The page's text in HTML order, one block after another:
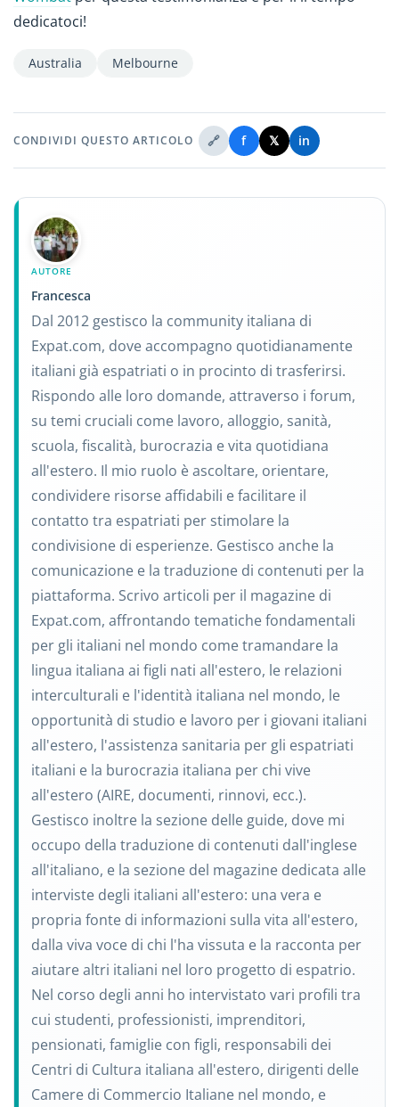
dedicatoci!
Australia Melbourne
CONDIVIDI QUESTO ARTICOLO 🔗 f 𝕏 in
AUTORE
Francesca
Dal 2012 gestisco la community italiana di
Expat.com, dove accompagno quotidianamente
italiani già espatriati o in procinto di trasferirsi.
Rispondo alle loro domande, attraverso i forum,
su temi cruciali come lavoro, alloggio, sanità,
scuola, fiscalità, burocrazia e vita quotidiana
all'estero. Il mio ruolo è ascoltare, orientare,
condividere risorse affidabili e facilitare il
contatto tra espatriati per stimolare la
condivisione di esperienze. Gestisco anche la
comunicazione e la traduzione di contenuti per la
piattaforma. Scrivo articoli per il magazine di
Expat.com, affrontando tematiche fondamentali
per gli italiani nel mondo come tramandare la
lingua italiana ai figli nati all'estero, le relazioni
interculturali e l'identità italiana nel mondo, le
opportunità di studio e lavoro per i giovani italiani
all'estero, l'assistenza sanitaria per gli espatriati
italiani e la burocrazia italiana per chi vive
all'estero (AIRE, documenti, rinnovi, ecc.).
Gestisco inoltre la sezione delle guide, dove mi
occupo della traduzione di contenuti dall'inglese
all'italiano, e la sezione del magazine dedicata alle
interviste degli italiani all'estero: una vera e
propria fonte di informazioni sulla vita all'estero,
dalla viva voce di chi l'ha vissuta e la racconta per
aiutare altri italiani nel loro progetto di espatrio.
Nel corso degli anni ho intervistato vari profili tra
cui studenti, professionisti, imprenditori,
pensionati, famiglie con figli, responsabili dei
Centri di Cultura italiana all'estero, dirigenti delle
Camere di Commercio Italiane nel mondo, e